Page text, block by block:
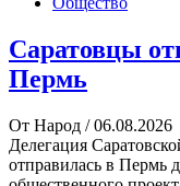
Саратовцы
Пермь
От Народ / 06.08.2026
Делегация
отправилась в Пермь